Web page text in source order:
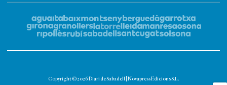
Copyright © 2026 Diari de Sabadell | Novapress Edicions S.L.